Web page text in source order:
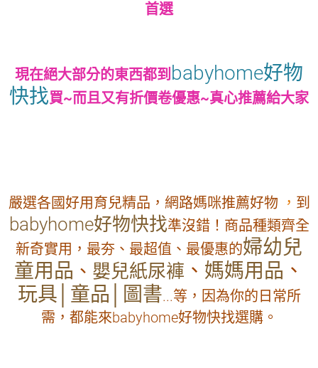
首選
現在絕大部分的東西都到babyhome好物
快找買~而且又有折價卷優惠~真心推薦給大家
嚴選各國好用育兒精品，網路媽咪推薦好物 ， 到
babyhome好物快找準沒錯！商品種類齊全
新奇實用，最夯、最超值、最優惠的婦幼兒
童用品 、 嬰兒紙尿褲 、 媽媽用品 、
玩具│童品│圖書...等，因為你的日常所
需，都能來babyhome好物快找選購。